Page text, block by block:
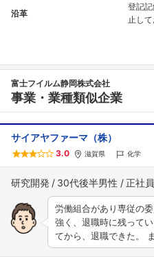
沿革
登記
止し
富士フイルム静岡株式会社
事業・業種類似企業
サイアヤファーマ（株）
3.0 滋賀県 化学
研究開発 30代後半男性 正社員
労働組合があり専従の
強く、退職時に残って
てから、退職できた。